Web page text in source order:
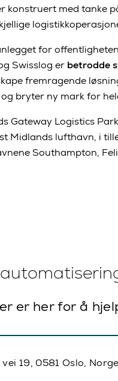
konstruert med tanke
for
Swisslog er betrodde
fremragende
bryter ny mark for
Gateway Logistics
Midlands lufthavn, i
Southampton,
er her for å
19, 0581 Oslo, Norge